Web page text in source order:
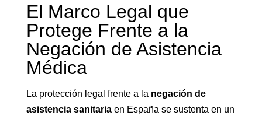
El Marco Legal que
Protege Frente a la
Negación de Asistencia
Médica
La protección legal frente a la negación de
asistencia sanitariaen España se sustenta en un